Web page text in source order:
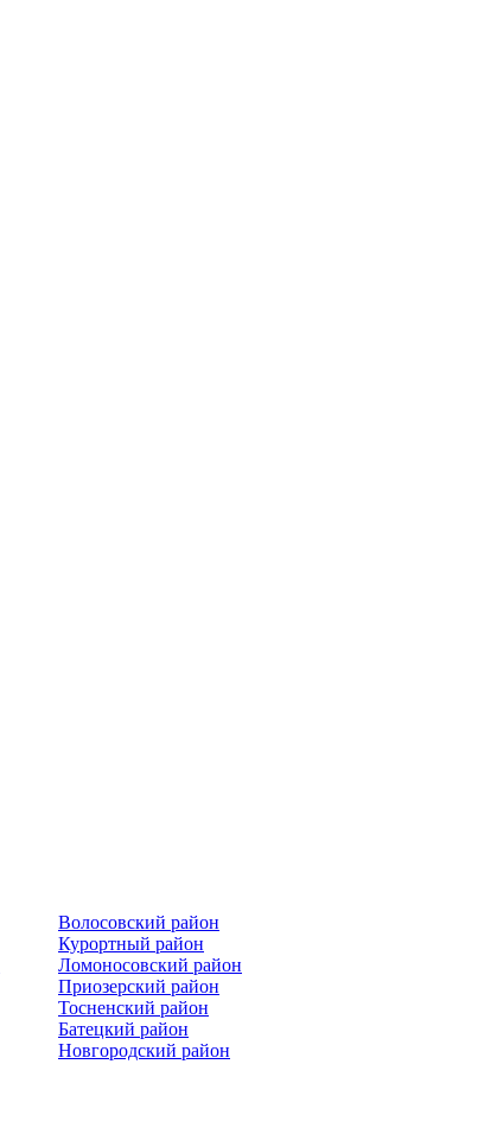
Волосовский район
Курортный район
Ломоносовский район
Приозерский район
Тосненский район
Батецкий район
Новгородский район